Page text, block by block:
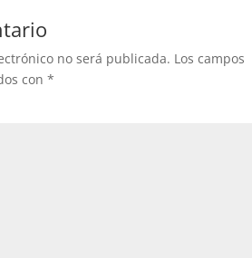
no será publicada. Los campos
con *